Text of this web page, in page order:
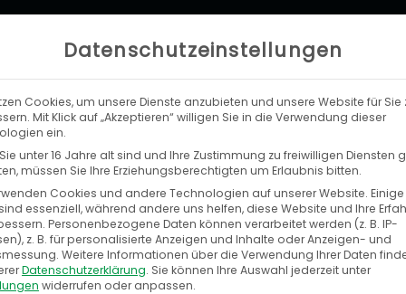
LEISTUNGEN UNTERNEHMEN
Datenschutzeinstellungen
Cookies, um unsere Dienste anzubieten und unsere Website für Sie
Mit Klick auf „Akzeptieren“ willigen Sie in die Verwendung dieser
ein.
unter 16 Jahre alt sind und Ihre Zustimmung zu freiwilligen Diensten
müssen Sie Ihre Erziehungsberechtigten um Erlaubnis bitten.
Cookies und andere Technologien auf unserer Website.
essenziell, während andere uns helfen, diese Website und Ihre
Personenbezogene Daten können verarbeitet werden (z. B. IP-
z. B. für personalisierte Anzeigen und Inhalte oder Anzeigen- und
Weitere Informationen über die Verwendung Ihrer Daten
Datenschutzerklärung. Sie können Ihre Auswahl jederzeit unter
widerrufen oder anpassen.